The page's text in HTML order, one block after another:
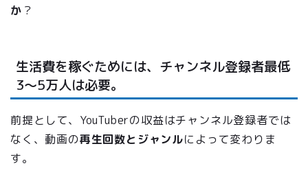
か ？
生活費を稼ぐためには、チャンネル登録者最低
3〜5万人は必要。
前提として、YouTuberの収益はチャンネル登録者では
なく、動画の再生回数とジャンルによって変わりま
す。